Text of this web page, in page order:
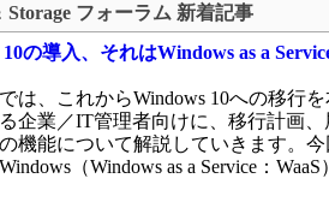
Storage フォーラム 新着記事
の導入、それはWindows as a
は、これからWindows 10への移行
企業／IT管理者向けに、移行計画
機能について解説していきます。
（Windows as a Service：